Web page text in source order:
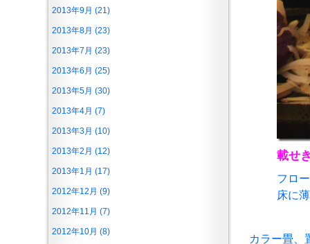
載せ
フロ
床に
カラー畳、
2013年9月 (21)
2013年8月 (23)
2013年7月 (23)
2013年6月 (25)
2013年5月 (30)
2013年4月 (7)
2013年3月 (10)
2013年2月 (12)
2013年1月 (17)
2012年12月 (9)
2012年11月 (7)
2012年10月 (8)